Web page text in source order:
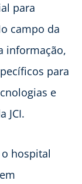
para
campo da
informação,
para
e
JCI.
hospital